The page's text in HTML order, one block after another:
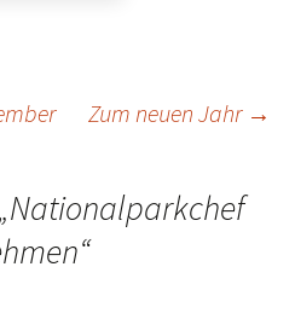
Zum neuen Jahr →
Nationalparkchef
“